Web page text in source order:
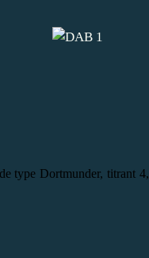
type Dortmunder, titrant